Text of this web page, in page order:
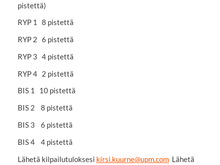
pistettä)
RYP 1 8 pistettä
RYP 2 6 pistettä
RYP 3 4 pistettä
RYP 4 2 pistettä
BIS 1 10 pistettä
BIS 2 8 pistettä
BIS 3 6 pistettä
BIS 4 4 pistettä
Lähetä kilpailutuloksesi kirsi.kuurne@upm.comLähetä